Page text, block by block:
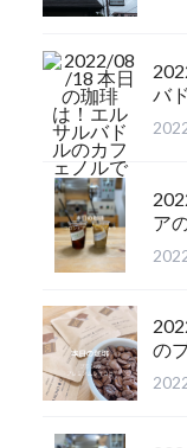
バ
ア
の